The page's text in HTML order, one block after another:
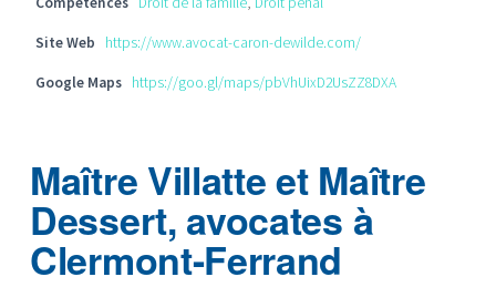
Site Web https://www.avocat-caron-dewilde.com/
Google Maps https://goo.gl/maps/pbVhUixD2UsZZ8DXA
Maître Villatte et Maître
Dessert, avocates à
Clermont-Ferrand